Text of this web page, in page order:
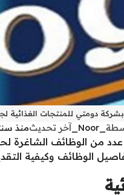
دومتي للمنتجات الغذائية
_Noor_ آخر تحديثمنذ
من الوظائف الشاغرة
الوظائف وكيفية